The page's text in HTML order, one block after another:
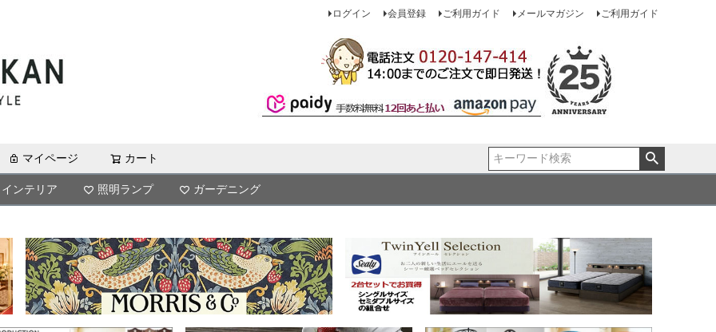
ログイン 会員登録 ご利用ガイド メールマガジン ご利用ガイド
マイページ カート
インテリア 照明ランプ ガーデニング